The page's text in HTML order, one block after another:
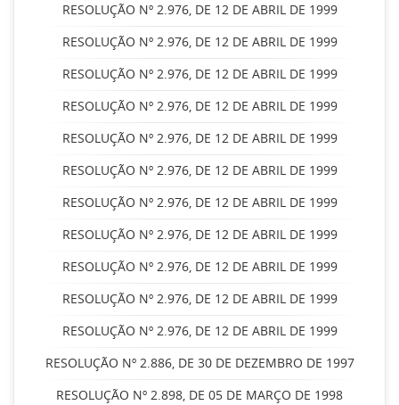
RESOLUÇÃO Nº 2.976, DE 12 DE ABRIL DE 1999
RESOLUÇÃO Nº 2.976, DE 12 DE ABRIL DE 1999
RESOLUÇÃO Nº 2.976, DE 12 DE ABRIL DE 1999
RESOLUÇÃO Nº 2.976, DE 12 DE ABRIL DE 1999
RESOLUÇÃO Nº 2.976, DE 12 DE ABRIL DE 1999
RESOLUÇÃO Nº 2.976, DE 12 DE ABRIL DE 1999
RESOLUÇÃO Nº 2.976, DE 12 DE ABRIL DE 1999
RESOLUÇÃO Nº 2.976, DE 12 DE ABRIL DE 1999
RESOLUÇÃO Nº 2.976, DE 12 DE ABRIL DE 1999
RESOLUÇÃO Nº 2.976, DE 12 DE ABRIL DE 1999
RESOLUÇÃO Nº 2.976, DE 12 DE ABRIL DE 1999
RESOLUÇÃO Nº 2.886, DE 30 DE DEZEMBRO DE 1997
RESOLUÇÃO Nº 2.898, DE 05 DE MARÇO DE 1998